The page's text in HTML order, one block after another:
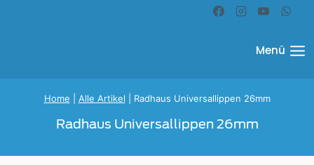
Menü
Home Alle Artikel Radhaus Universallippen 26mm
Radhaus Universallippen 26mm